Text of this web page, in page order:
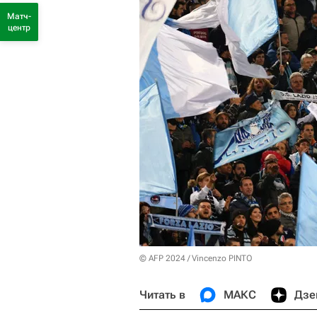
© AFP 2024 / Vincenzo PINTO
Читать в МАКС
Матч-
центр